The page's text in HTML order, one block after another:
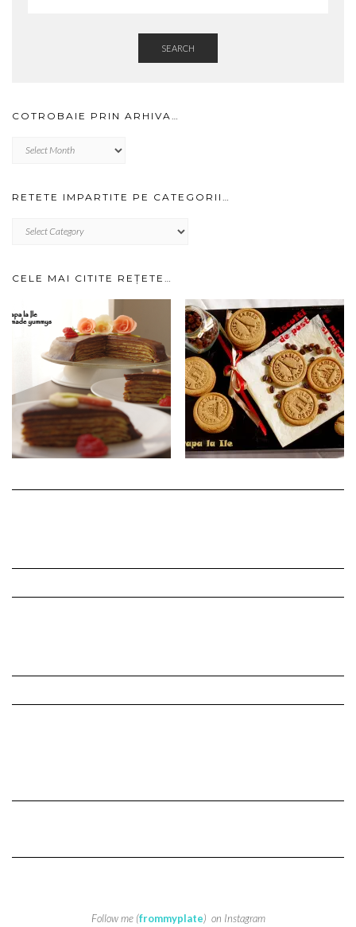
SEARCH
COTROBAIE PRIN ARHIVA…
prin
RETETE IMPARTITE PE CATEGORII…
IMPARTITE
CELE MAI CITITE REȚETE…
Follow me (frommyplate) on Instagram